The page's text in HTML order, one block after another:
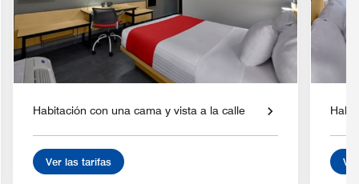
Habitación con una cama y vista a la calle
Ver las tarifas